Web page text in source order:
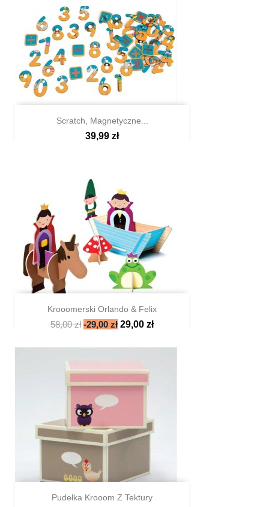
Szybki podgląd
Scratch, Magnetyczne...
39,99 zł
Szybki podgląd
Krooomerski Orlando & Felix
58,00 zł -29,00 zł 29,00 zł
Pudełka Krooom Z Tektury